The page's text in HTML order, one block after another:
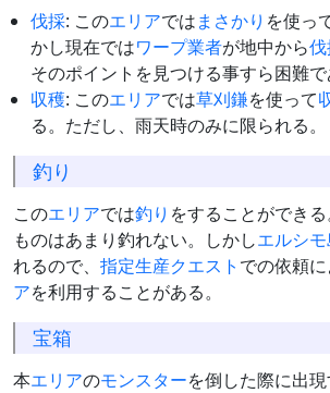
伐採: このエリアではまさかり を使っ
かし現在ではワープ業者が地中から
そのポイントを見つける事すら困難で
収穫: このエリアでは草刈鎌を使って
る。ただし、雨天時のみに限られる。
釣り
このエリアでは釣り をすることができ
ものはあまり釣れない。しかしエルシ
れるので、 指定生産クエスト での依頼
アを利用することがある。
宝箱
本エリアのモンスターを倒した際に出現